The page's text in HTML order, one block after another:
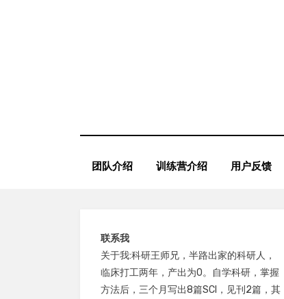
团队介绍 训练营介绍 用户反馈
联系我
关于我:科研王师兄，半路出家的科研人，
临床打工两年，产出为0。自学科研，掌握
方法后，三个月写出8篇SCI，见刊2篇，其